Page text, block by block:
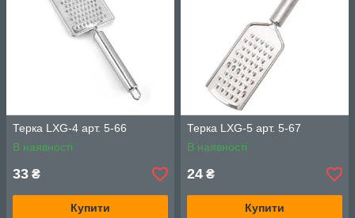
Терка LXG-4 арт. 5-66
В наявності
33 ₴
Купити
Терка LXG-5 арт. 5-67
В наявності
24 ₴
Купити